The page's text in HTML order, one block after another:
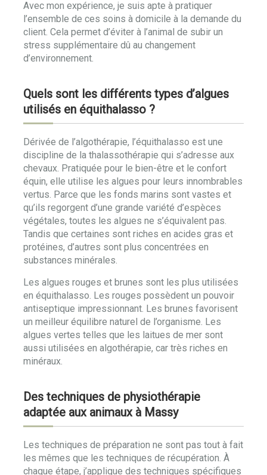
Avec mon expérience, je suis apte à pratiquer
l’ensemble de ces soins à domicile à la demande du
client. Cela permet d’éviter à l’animal de subir un
stress supplémentaire dû au changement
d’environnement.
Quels sont les différents types d’algues
utilisés en équithalasso ?
Dérivée de l’algothérapie, l’équithalasso est une
discipline de la thalassothérapie qui s’adresse aux
chevaux. Pratiquée pour le bien-être et le confort
équin, elle utilise les algues pour leurs innombrables
vertus. Parce que les fonds marins sont vastes et
qu’ils regorgent d’une grande variété d’espèces
végétales, toutes les algues ne s’équivalent pas.
Tandis que certaines sont riches en acides gras et
protéines, d’autres sont plus concentrées en
substances minérales.
Les algues rouges et brunes sont les plus utilisées
en équithalasso. Les rouges possèdent un pouvoir
antiseptique impressionnant. Les brunes favorisent
un meilleur équilibre naturel de l’organisme. Les
algues vertes telles que les laitues de mer sont
aussi utilisées en algothérapie, car très riches en
minéraux.
Des techniques de physiothérapie
adaptée aux animaux à Massy
Les techniques de préparation ne sont pas tout à fait
les mêmes que les techniques de récupération. À
chaque étape, j’applique des techniques spécifiques